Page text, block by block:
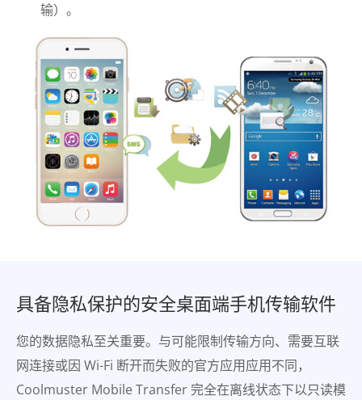
输）。
具备隐私保护的安全桌面端手机传输软件
您的数据隐私至关重要。与可能限制传输方向、需要互联
网连接或因 Wi-Fi 断开而失败的官方应用应用不同，
Coolmuster Mobile Transfer 完全在离线状态下以只读模